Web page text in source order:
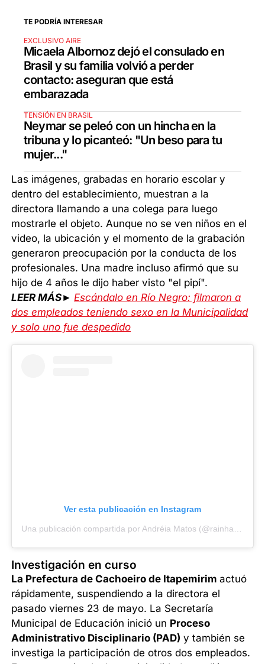
TE PODRÍA INTERESAR
EXCLUSIVO AIRE
Micaela Albornoz dejó el consulado en
Brasil y su familia volvió a perder
contacto: aseguran que está
embarazada
TENSIÓN EN BRASIL
Neymar se peleó con un hincha en la
tribuna y lo picanteó: "Un beso para tu
mujer..."
Las imágenes, grabadas en horario escolar y
dentro del establecimiento, muestran a la
directora llamando a una colega para luego
mostrarle el objeto. Aunque no se ven niños en el
video, la ubicación y el momento de la grabación
generaron preocupación por la conducta de los
profesionales. Una madre incluso afirmó que su
hijo de 4 años le dijo haber visto "el pipí".
LEER MÁS► Escándalo en Río Negro: filmaron a
dos empleados teniendo sexo en la Municipalidad
y solo uno fue despedido
Ver esta publicación en Instagram
Investigación en curso
La Prefectura de Cachoeiro de Itapemirimactuó
rápidamente, suspendiendo a la directora el
pasado viernes 23 de mayo. La Secretaría
Municipal de Educación inició un Proceso
Administrativo Disciplinario (PAD) y también se
investiga la participación de otros dos empleados.